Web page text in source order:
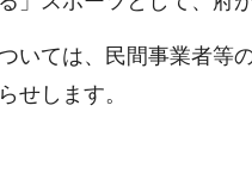
いては、民間事業者等
せします。